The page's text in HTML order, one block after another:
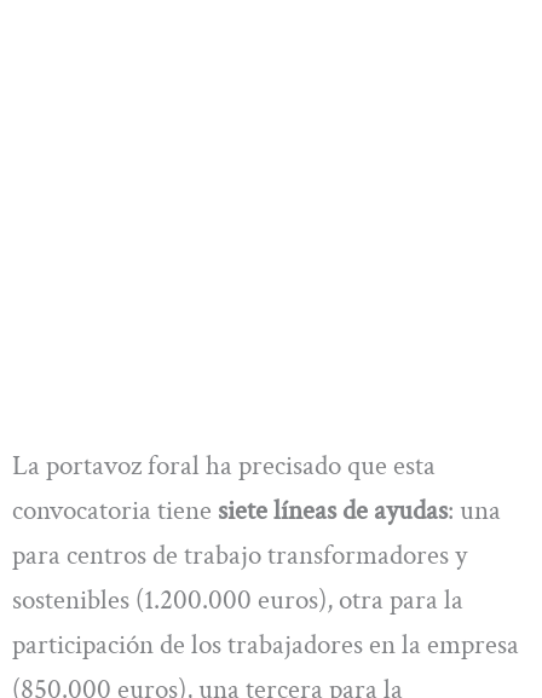
La portavoz foral ha precisado que esta
convocatoria tiene siete líneas de ayudas: una
para centros de trabajo transformadores y
sostenibles (1.200.000 euros), otra para la
participación de los trabajadores en la empresa
(850.000 euros), una tercera para la